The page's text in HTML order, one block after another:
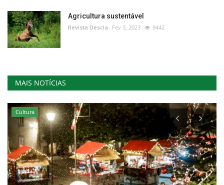
Agricultura sustentável
Revista Descla Fev 3, 2023 9442
MAIS NOTÍCIAS
Cultura